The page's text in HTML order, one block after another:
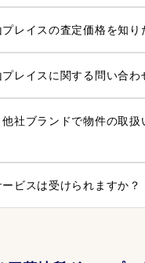
プレイスの査定価格を知り
プレイスに関する問い合わ
社ブランドで物件の取扱
ビスは受けられますか？